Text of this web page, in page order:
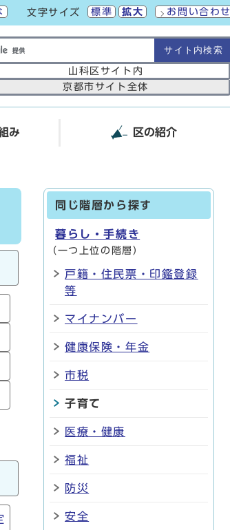
文字サイズ 標準 拡大 お問い合わせ
内検索の範囲
山科区サイト内
京都市サイト全体
み 区の紹介
同じ階層から探す
暮らし・手続き
（一つ上位の階層）
戸籍・住民票・印鑑登録
等
マイナンバー
健康保険・年金
市税
子育て
医療・健康
福祉
防災
安全